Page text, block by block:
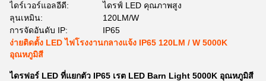
ไดร์เวอร์แอลอีดี:
ไดรฟ์ LED คุณภาพสูง
ลุนเหมิน:
120LM/W
การจัดอันดับ IP:
IP65
ง่ายติดตั้ง LED ไฟโรงงานกลางแจ้ง IP65 120LM / W 5000K
อุณหภูมิสี
ไดรฟอร์ LED ที่แยกตัว IP65 เรต LED Barn Light 5000K อุณหภูมิสี